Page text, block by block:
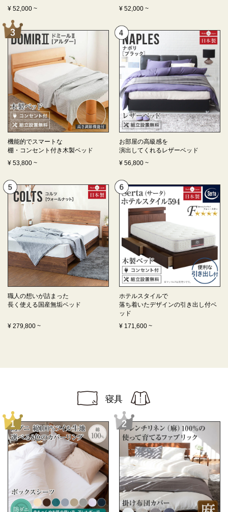
¥ 52,000 ~ ¥ 52,000 ~
機能的でスマートな
棚・コンセント付き木製ベッド
¥ 53,800 ~
お部屋の高級感を
演出してくれるレザーベッド
¥ 56,800 ~
職人の想いが詰まった
長く使える国産無垢ベッド
¥ 279,800 ~
ホテルスタイルで
落ち着いたデザインの引き出し付ベ
ッド
¥ 171,600 ~
寝具